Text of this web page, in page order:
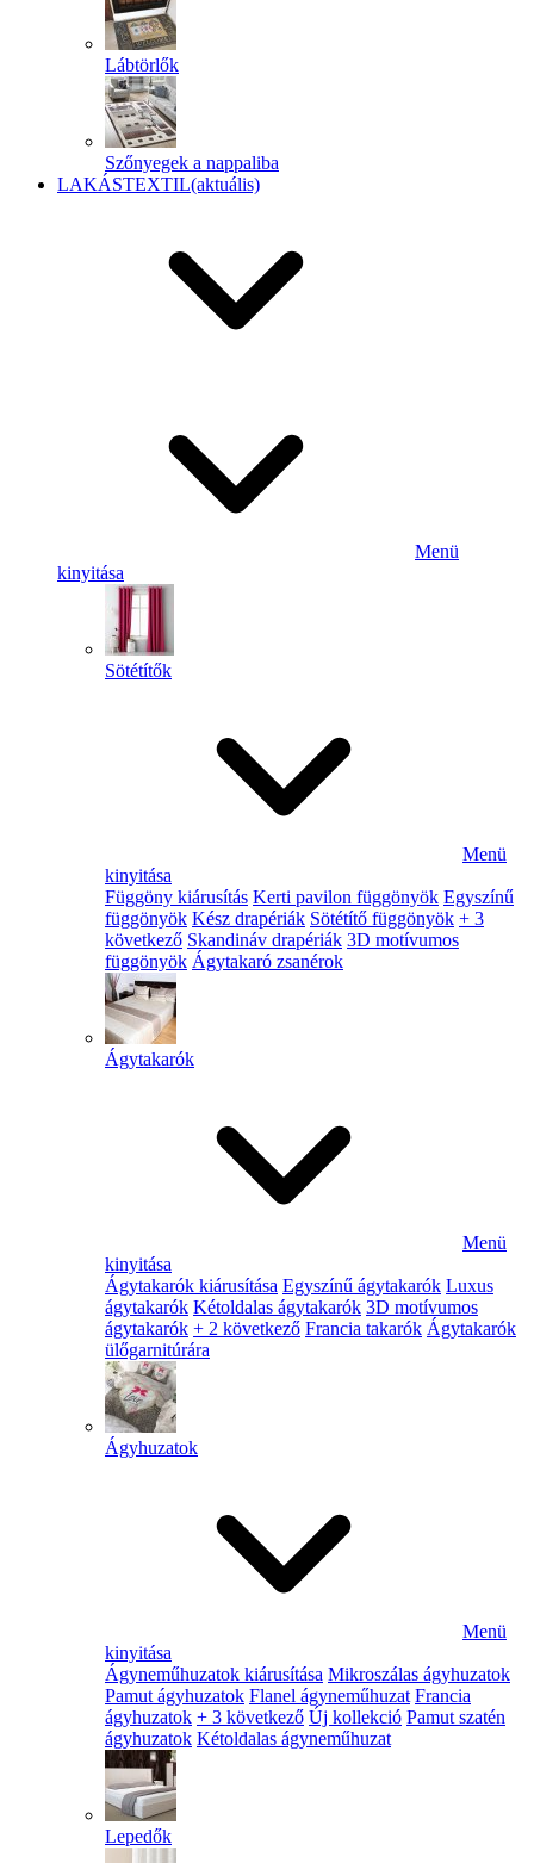
Lábtörlők
Szőnyegek a nappaliba
LAKÁSTEXTIL(aktuális)
Menü
kinyitása
Sötétítők
Menü
kinyitása
Függöny kiárusítás Kerti pavilon függönyök Egyszínű
függönyök Kész drapériák Sötétítő függönyök + 3
következő Skandináv drapériák 3D motívumos
függönyök Ágytakaró zsanérok
Ágytakarók
Menü
kinyitása
Ágytakarók kiárusítása Egyszínű ágytakarók Luxus
ágytakarók Kétoldalas ágytakarók 3D motívumos
ágytakarók + 2 következő Francia takarók Ágytakarók
ülőgarnitúrára
Ágyhuzatok
Menü
kinyitása
Ágyneműhuzatok kiárusítása Mikroszálas ágyhuzatok
Pamut ágyhuzatok Flanel ágyneműhuzat Francia
ágyhuzatok + 3 következő Új kollekció Pamut szatén
ágyhuzatok Kétoldalas ágyneműhuzat
Lepedők